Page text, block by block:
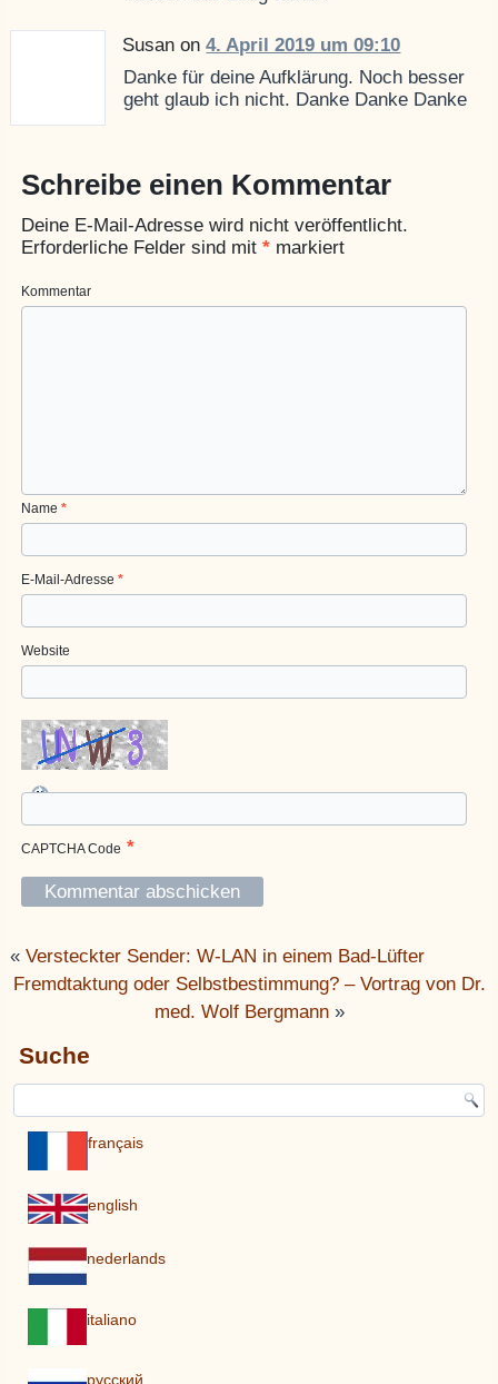
Susan on4. April 2019 um 09:10
Danke für deine Aufklärung. Noch besser
geht glaub ich nicht. Danke Danke Danke
Schreibe einen Kommentar
Deine E-Mail-Adresse wird nicht veröffentlicht.
Erforderliche Felder sind mit* markiert
Kommentar
Name*
E-Mail-Adresse*
Website
CAPTCHA Code *
«Versteckter Sender: W-LAN in einem Bad-Lüfter
Fremdtaktung oder Selbstbestimmung? – Vortrag von Dr.
med. Wolf Bergmann»
Suche
français
english
nederlands
italiano
pусский